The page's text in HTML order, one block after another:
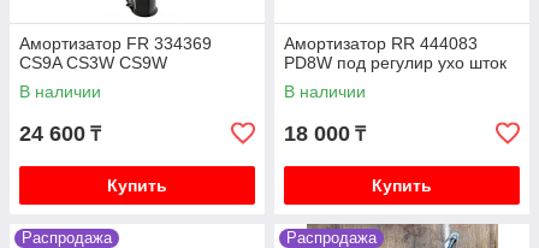
V88W V98W
Mitsubishi Delica (кирпич, квадратная) 1991-1997
V2.5 4D56 дизель P25W P35W
Mitsubishi Delica (булка) 1996-2003 V2.4 4G64
бензин PF4W PD4W
бензин PF6W PD6W
Mitsubishi Delica (булка) 1996-2003 V2.8 4M40
дизель PE8W PD8W
Амортизатор FR 334369
CS9A CS3W CS9W
В наличии
24 600 ₸
Купить
Амортизатор RR 444083
PD8W под регулир ухо шток
В наличии
18 000 ₸
Купить
Распродажа Распродажа